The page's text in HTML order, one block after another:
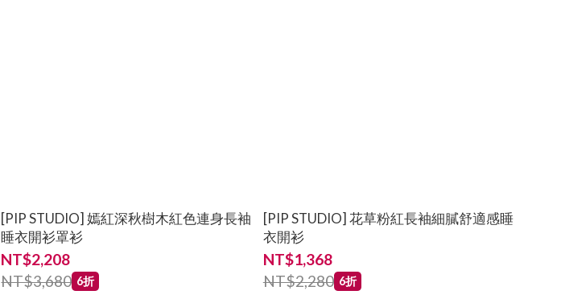
[PIP STUDIO] 嫣紅深秋樹木紅色連身長袖
睡衣開衫罩衫
NT$2,208
NT$3,680 6折
[PIP STUDIO] 花草粉紅長袖細膩舒適感睡
衣開衫
NT$1,368
NT$2,280 6折